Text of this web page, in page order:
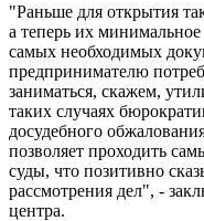
"Раньше для открытия
а теперь их минимальное
самых необходимых
предпринимателю
заниматься, скажем,
таких случаях
досудебного
позволяет проходить
суды, что позитивно
рассмотрения дел", -
центра.